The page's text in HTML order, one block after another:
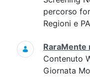
percorso
Regioni e PA
RaraMente
Contenuto
Giornata